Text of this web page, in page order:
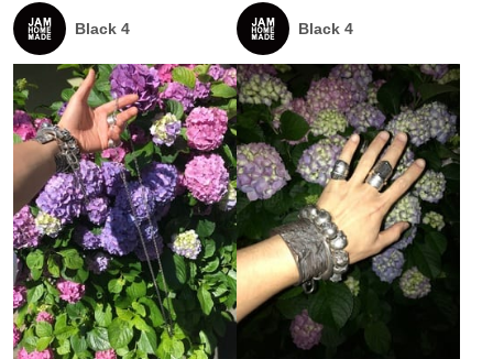
Black 4 Black 4